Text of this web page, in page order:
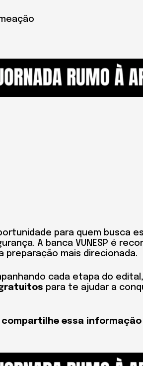
para quem busca
A banca VUNESP é
preparação mais direcionada.
cada etapa do
para te ajudar a
compartilhe essa